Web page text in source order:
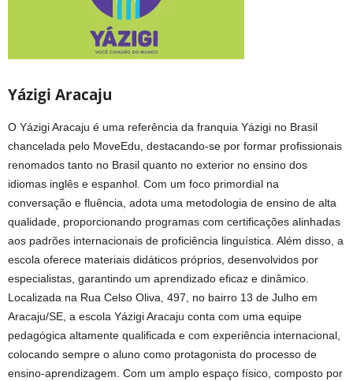
Yázigi Aracaju
O Yázigi Aracaju é uma referência da franquia Yázigi no Brasil
chancelada pelo MoveEdu, destacando-se por formar profissionais
renomados tanto no Brasil quanto no exterior no ensino dos
idiomas inglês e espanhol. Com um foco primordial na
conversação e fluência, adota uma metodologia de ensino de alta
qualidade, proporcionando programas com certificações alinhadas
aos padrões internacionais de proficiência linguística. Além disso, a
escola oferece materiais didáticos próprios, desenvolvidos por
especialistas, garantindo um aprendizado eficaz e dinâmico.
Localizada na Rua Celso Oliva, 497, no bairro 13 de Julho em
Aracaju/SE, a escola Yázigi Aracaju conta com uma equipe
pedagógica altamente qualificada e com experiência internacional,
colocando sempre o aluno como protagonista do processo de
ensino-aprendizagem. Com um amplo espaço físico, composto por